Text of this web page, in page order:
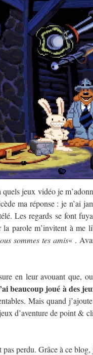
quels jeux vidéo je
ma réponse : je n’ai
Les regards se font
la parole m’invitent à me
sommes tes amis« .
en leur avouant que,
beaucoup joué à des
Mais quand
d’aventure de point &
pas perdu. Grâce à ce